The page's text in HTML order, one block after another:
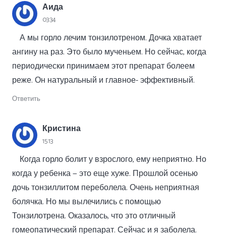
Аида
03:34
А мы горло лечим тонзилотреном. Дочка хватает
ангину на раз. Это было мученьем. Но сейчас, когда
периодически принимаем этот препарат болеем
реже. Он натуральный и главное- эффективный.
Ответить
Кристина
15:13
Когда горло болит у взрослого, ему неприятно. Но
когда у ребенка — это еще хуже. Прошлой осенью
дочь тонзиллитом переболела. Очень неприятная
болячка. Но мы вылечились с помощью
Тонзилотрена. Оказалось, что это отличный
гомеопатический препарат. Сейчас и я заболела.